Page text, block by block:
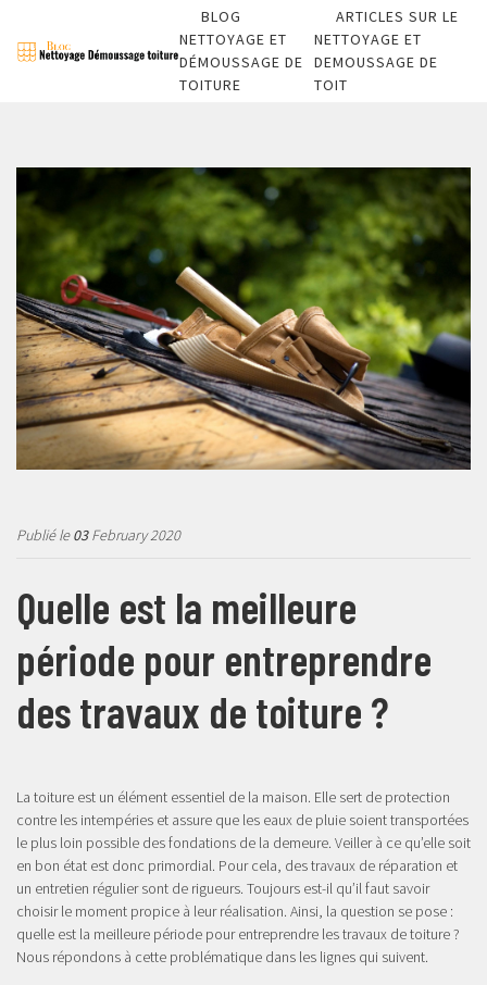
BLOG
NETTOYAGE ET
DÉMOUSSAGE DE
TOITURE
ARTICLES SUR LE
NETTOYAGE ET
DEMOUSSAGE DE
TOIT
Publié le03February 2020
Quelle est la meilleure
période pour entreprendre
des travaux de toiture ?
La toiture est un élément essentiel de la maison. Elle sert de protection
contre les intempéries et assure que les eaux de pluie soient transportées
le plus loin possible des fondations de la demeure. Veiller à ce qu’elle soit
en bon état est donc primordial. Pour cela, des travaux de réparation et
un entretien régulier sont de rigueurs. Toujours est-il qu’il faut savoir
choisir le moment propice à leur réalisation. Ainsi, la question se pose :
quelle est la meilleure période pour entreprendre les travaux de toiture ?
Nous répondons à cette problématique dans les lignes qui suivent.